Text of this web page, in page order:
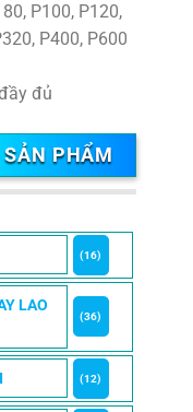
P100, P120,
P400, P600
đủ
PHẨM
(16)
LAO
(36)
(12)